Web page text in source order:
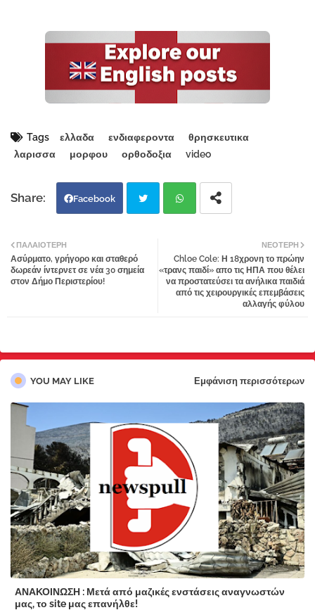
Tags ελλαδα ενδιαφεροντα
θρησκευτικα
λαρισσα
μορφου ορθοδοξια video
Facebook
tter atsa
pp
ΝΕΌΤΕΡΗ
Chloe Cole: Η 18χρονη το πρώην
«τρανς παιδί» απο τις ΗΠΑ που θέλει
να προστατεύσει τα ανήλικα παιδιά
από τις χειρουργικές επεμβάσεις
αλλαγής φύλου
ΠΑΛΑΙΌΤΕΡΗ
Ασύρματο, γρήγορο και σταθερό
δωρεάν ίντερνετ σε νέα 30 σημεία
στον Δήμο Περιστερίου!
YOU MAY LIKE Εμφάνιση περισσότερων
ΑΝΑΚΟΙΝΩΣΗ : Μετά από μαζικές ενστάσεις αναγνωστών
μας, το site μας επανήλθε!